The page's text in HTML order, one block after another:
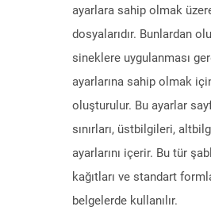
ayarlara sahip olmak
dosyalarıdır. Bunlardan
sineklere uygulanması
ayarlarına sahip olmak
oluşturulur. Bu ayarlar
sınırları, üstbilgileri,
ayarlarını içerir. Bu tür
kağıtları ve standart
belgelerde kullanılır.